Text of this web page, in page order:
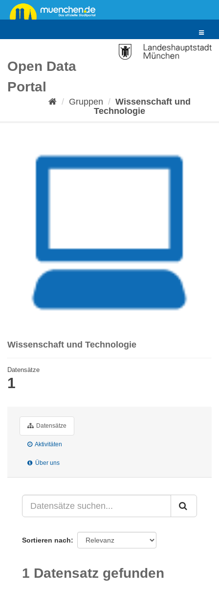
Überspringen
zum
Toggle
Open Data
Portal
Gruppen
Wissenschaft und
Technologie
Wissenschaft und Technologie
Datensätze
1
Datensätze
Aktivitäten
Über uns
Sortieren nach
1 Datensatz gefunden